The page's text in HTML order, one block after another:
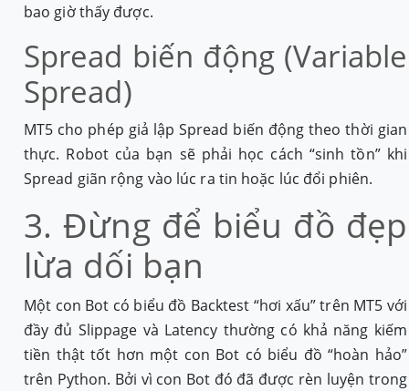
bao giờ thấy được.
Spread biến động (Variable
Spread)
MT5 cho phép giả lập Spread biến động theo thời gian
thực. Robot của bạn sẽ phải học cách “sinh tồn” khi
Spread giãn rộng vào lúc ra tin hoặc lúc đổi phiên.
3. Đừng để biểu đồ đẹp
lừa dối bạn
Một con Bot có biểu đồ Backtest “hơi xấu” trên MT5 với
đầy đủ Slippage và Latency thường có khả năng kiếm
tiền thật tốt hơn một con Bot có biểu đồ “hoàn hảo”
trên Python. Bởi vì con Bot đó đã được rèn luyện trong